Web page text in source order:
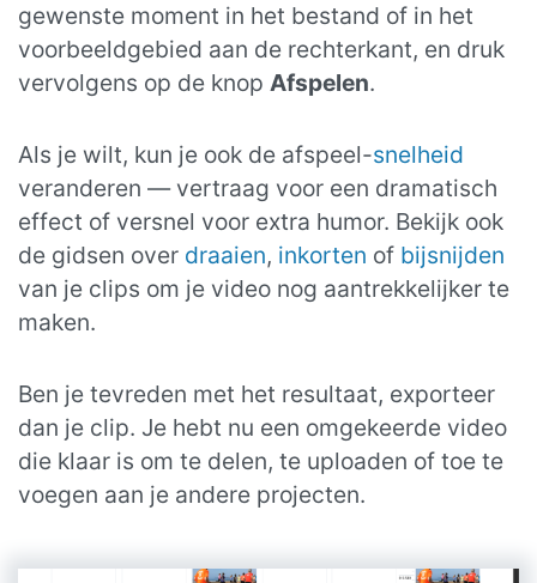
gewenste moment in het bestand of in het
voorbeeldgebied aan de rechterkant, en druk
vervolgens op de knop Afspelen.
Als je wilt, kun je ook de afspeel-snelheid
veranderen — vertraag voor een dramatisch
effect of versnel voor extra humor. Bekijk ook
de gidsen over draaien, inkorten of bijsnijden
van je clips om je video nog aantrekkelijker te
maken.
Ben je tevreden met het resultaat, exporteer
dan je clip. Je hebt nu een omgekeerde video
die klaar is om te delen, te uploaden of toe te
voegen aan je andere projecten.